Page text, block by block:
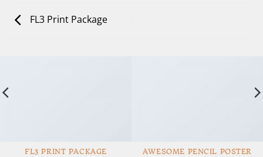
FL3 Print Package
FL3 PRINT PACKAGE AWESOME PENCIL POSTER